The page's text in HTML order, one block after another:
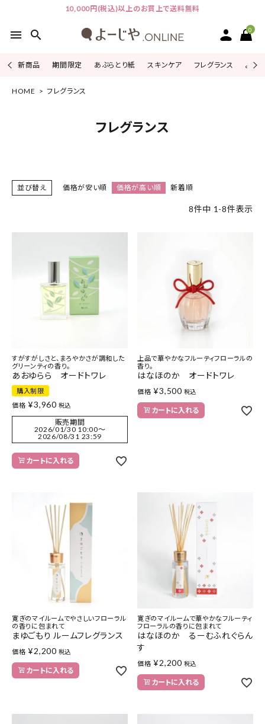
10,000円(税込)以上のお買上で送料無料
menu search 0
新商品 期間限定 あぶらとり紙 スキンケア フレグランス よじ
ACCOUNT MENU
カテゴリーから探す
よーじやについて
お知らせ
お客さま向け窓口(お問い合わせ)
企業さま向け窓口
メディアさま向け窓口
店舗情報
HOME フレグランス
フレグランス
並び替え 価格が安い順 価格が高い順 新着順
8件中 1 -8件表示
すがすがしさと、まろやかさが調和した
グリーンティの香り。
あおゆらら オードトワレ
購入制限
価格 ¥3,960 税込
販売期間
2026/01/30 10:00〜
2026/08/31 23:59
カートに入れる
上品で華やかなフルーティフローラルの
香り。
はなほのか オードトワレ
価格 ¥3,500 税込
カートに入れる
寛ぎのマイルームでやさしいフローラル
の香りに包まれて
まゆごもり ルームフレグランス
価格 ¥2,200 税込
カートに入れる
寛ぎのマイルームで華やかなフルーティ
フローラルの香りに包まれて
はなほのか るーむふれぐらん
す
価格 ¥2,200 税込
カートに入れる